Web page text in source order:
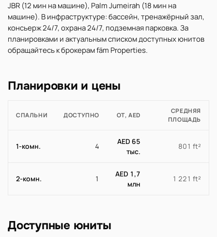
JBR (12 мин на машине), Palm Jumeirah (18 мин на
машине). В инфраструктуре: бассейн, тренажёрный зал,
консьерж 24/7, охрана 24/7, подземная парковка. За
планировками и актуальным списком доступных юнитов
обращайтесь к брокерам fäm Properties.
Планировки и цены
СПАЛЬНИ ДОСТУПНО ОТ, AED
СРЕДНЯЯ
ПЛОЩАДЬ
1-комн. 4
AED 65
тыс.
801 ft²
2-комн. 1
AED 1,7
млн
1 221 ft²
Доступные юниты